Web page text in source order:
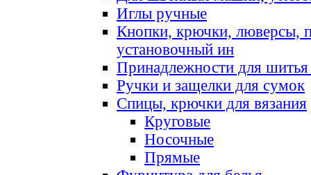
Иглы ручные
Кнопки, крючки, люверсы,
установочный ин
Принадлежности для шитья
Ручки и защелки для сумок
Спицы, крючки для вязания
Круговые
Носочные
Прямые